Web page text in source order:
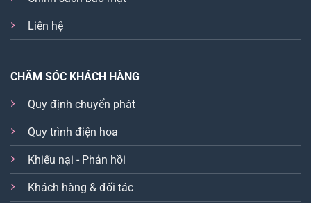
Liên hệ
CHĂM SÓC KHÁCH HÀNG
Quy định chuyển phát
Quy trình điện hoa
Khiếu nại - Phản hồi
Khách hàng & đối tác